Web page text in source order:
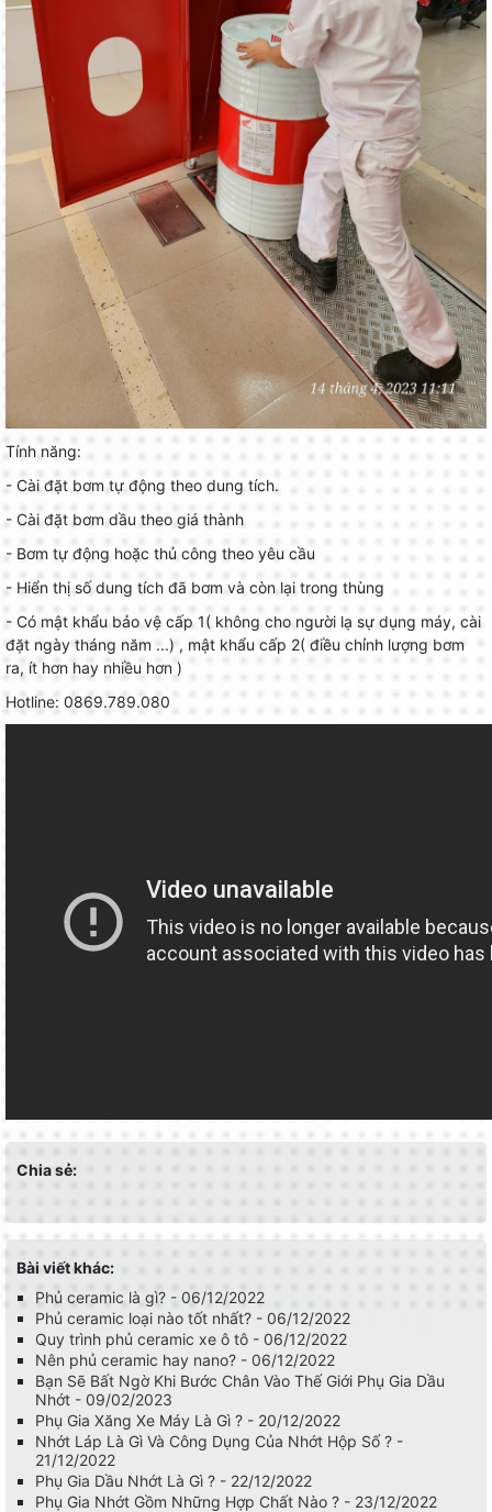
Tính năng:
- Cài đặt bơm tự động theo dung tích.
- Cài đặt bơm dầu theo giá thành
- Bơm tự động hoặc thủ công theo yêu cầu
- Hiển thị số dung tích đã bơm và còn lại trong thùng
- Có mật khẩu bảo vệ cấp 1( không cho người lạ sự dụng máy, cài
đặt ngày tháng năm ...) , mật khẩu cấp 2( điều chỉnh lượng bơm
ra, ít hơn hay nhiều hơn )
Hotline: 0869.789.080
Chia sẻ:
Bài viết khác:
Phủ ceramic là gì? - 06/12/2022
Phủ ceramic loại nào tốt nhất? - 06/12/2022
Quy trình phủ ceramic xe ô tô - 06/12/2022
Nên phủ ceramic hay nano? - 06/12/2022
Bạn Sẽ Bất Ngờ Khi Bước Chân Vào Thế Giới Phụ Gia Dầu
Nhớt - 09/02/2023
Phụ Gia Xăng Xe Máy Là Gì ? - 20/12/2022
Nhớt Láp Là Gì Và Công Dụng Của Nhớt Hộp Số ? -
21/12/2022
Phụ Gia Dầu Nhớt Là Gì ? - 22/12/2022
Phụ Gia Nhớt Gồm Những Hợp Chất Nào ? - 23/12/2022